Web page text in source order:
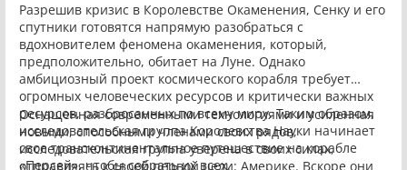
Разрешив кризис в Королевстве Окаменения, Сенку и его
спутники готовятся напрямую разобраться с
вдохновителем феномена окаменения, который,
предположительно, обитает на Луне. Однако
амбициозный проект космического корабля требует
огромных человеческих ресурсов и критически важных
ресурсов, разбросанных по всему миру. Таким образом,
исследовательская группа Королевства Науки начинает
свое трансконтинентальное путешествие на корабле
«Персей», чтобы собрать их всех.
Оснащенная современными технологиями и усиленная
новыми, способными членами своих рядов,
исследовательская группа уверена в своих силах,
отправляясь к своей первой цели: Америке. Вскоре они